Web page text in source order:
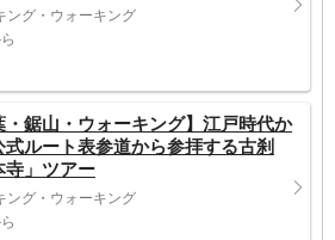
ング・ウォーキング
・鋸山・ウォーキング】江戸時代か
式ルート表参道から参拝する古刹
寺」ツアー
ング・ウォーキング